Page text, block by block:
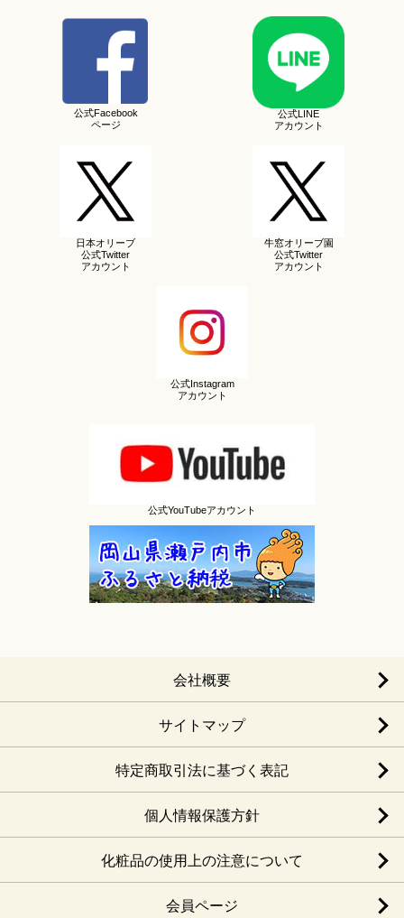
公式Facebook
ページ
公式LINE
アカウント
日本オリーブ
公式Twitter
アカウント
牛窓オリーブ園
公式Twitter
アカウント
公式Instagram
アカウント
公式YouTubeアカウント
会社概要
サイトマップ
特定商取引法に基づく表記
個人情報保護方針
化粧品の使用上の注意について
会員ページ